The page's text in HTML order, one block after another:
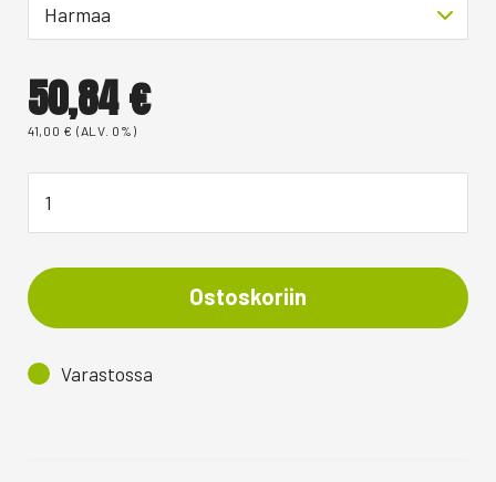
Harmaa
50,84€
41,00 € (ALV. 0%)
Ostoskoriin
Varastossa